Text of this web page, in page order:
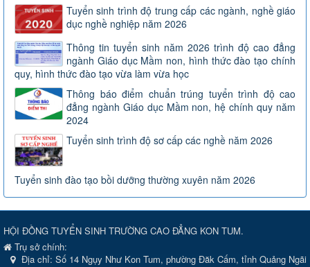
Tuyển sinh trình độ trung cấp các ngành, nghề giáo
dục nghề nghiệp năm 2026
Thông tin tuyển sinh năm 2026 trình độ cao đẳng
ngành Giáo dục Mầm non, hình thức đào tạo chính
quy, hình thức đào tạo vừa làm vừa học
Thông báo điểm chuẩn trúng tuyển trình độ cao
đẳng ngành Giáo dục Mầm non, hệ chính quy năm
2024
Tuyển sinh trình độ sơ cấp các nghề năm 2026
Tuyển sinh đào tạo bồi dưỡng thường xuyên năm 2026
HỘI ĐỒNG TUYỂN SINH TRƯỜNG CAO ĐẲNG KON TUM.
Trụ sở chính:
Địa chỉ: Số 14 Ngụy Như Kon Tum, phường Đăk Cấm, tỉnh Quảng Ngãi